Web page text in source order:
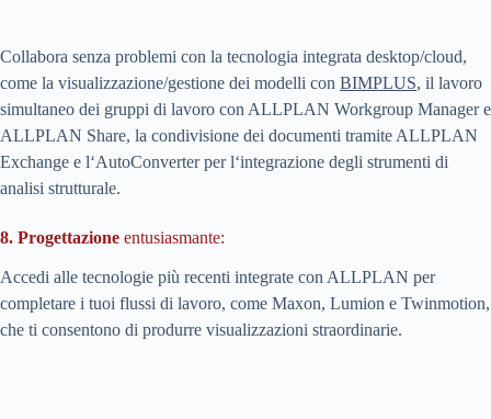
Collabora senza problemi con la tecnologia integrata desktop/cloud,
come la visualizzazione/gestione dei modelli con BIMPLUS, il lavoro
simultaneo dei gruppi di lavoro con ALLPLAN Workgroup Manager e
ALLPLAN Share, la condivisione dei documenti tramite ALLPLAN
Exchange e l‘AutoConverter per l‘integrazione degli strumenti di
analisi strutturale.
8. Progettazione entusiasmante:
Accedi alle tecnologie più recenti integrate con ALLPLAN per
completare i tuoi flussi di lavoro, come Maxon, Lumion e Twinmotion,
che ti consentono di produrre visualizzazioni straordinarie.